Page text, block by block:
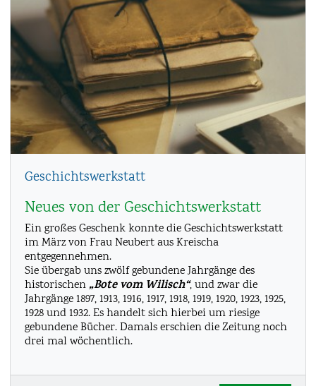
Geschichtswerkstatt
Neues von der Geschichtswerkstatt
Ein großes Geschenk konnte die Geschichtswerkstatt
im März von Frau Neubert aus Kreischa
entgegennehmen.
Sie übergab uns zwölf gebundene Jahrgänge des
historischen„Bote vom Wilisch“, und zwar die
Jahrgänge 1897, 1913, 1916, 1917, 1918, 1919, 1920, 1923, 1925,
1928 und 1932. Es handelt sich hierbei um riesige
gebundene Bücher. Damals erschien die Zeitung noch
drei mal wöchentlich.